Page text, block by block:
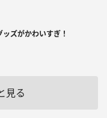
ッズがかわいすぎ！
見る